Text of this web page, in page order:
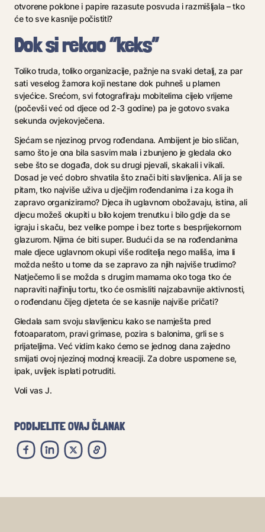
otvorene poklone i papire razasute posvuda i razmišljala – tko
će to sve kasnije počistiti?
Dok si rekao “keks”
Toliko truda, toliko organizacije, pažnje na svaki detalj, za par
sati veselog žamora koji nestane dok puhneš u plamen
svjećice. Srećom, svi fotografiraju mobitelima cijelo vrijeme
(počevši već od djece od 2-3 godine) pa je gotovo svaka
sekunda ovjekovječena.
Sjećam se njezinog prvog rođendana. Ambijent je bio sličan,
samo što je ona bila sasvim mala i zbunjeno je gledala oko
sebe što se događa, dok su drugi pjevali, skakali i vikali.
Dosad je već dobro shvatila što znači biti slavljenica. Ali ja se
pitam, tko najviše uživa u dječjim rođendanima i za koga ih
zapravo organiziramo? Djeca ih uglavnom obožavaju, istina, ali
djecu možeš okupiti u bilo kojem trenutku i bilo gdje da se
igraju i skaču, bez velike pompe i bez torte s besprijekornom
glazurom. Njima će biti super. Budući da se na rođendanima
male djece uglavnom okupi više roditelja nego mališa, ima li
možda nešto u tome da se zapravo za njih najviše trudimo?
Natječemo li se možda s drugim mamama oko toga tko će
napraviti najfiniju tortu, tko će osmisliti najzabavnije aktivnosti,
o rođendanu čijeg djeteta će se kasnije najviše pričati?
Gledala sam svoju slavljenicu kako se namješta pred
fotoaparatom, pravi grimase, pozira s balonima, grli se s
prijateljima. Već vidim kako ćemo se jednog dana zajedno
smijati ovoj njezinoj modnoj kreaciji. Za dobre uspomene se,
ipak, uvijek isplati potruditi.
Voli vas J.
PODIJELITE OVAJ ČLANAK